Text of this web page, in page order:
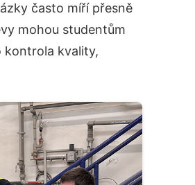
často míří přesně
mohou studentům
kontrola kvality,